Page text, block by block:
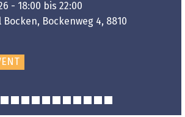
- 18:00 bis 22:00
Bockenweg 4, 8810